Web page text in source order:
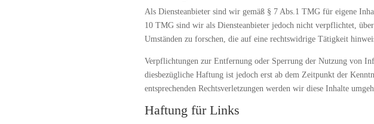
Als Diensteanbieter sind wir gemäß § 7 Abs.1 TMG für eigene
10 TMG sind wir als Diensteanbieter jedoch nicht verpflichtet,
Umständen zu forschen, die auf eine rechtswidrige Tätigkeit
Verpflichtungen zur Entfernung oder Sperrung der Nutzung von
diesbezügliche Haftung ist jedoch erst ab dem Zeitpunkt der
entsprechenden Rechtsverletzungen werden wir diese Inhalte
Haftung für Links